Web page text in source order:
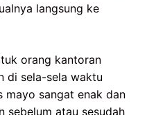
langsung ke
orang kantoran
di sela-sela waktu
mayo sangat enak dan
sebelum atau sesudah